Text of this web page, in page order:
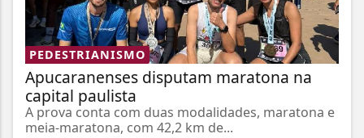
PEDESTRIANISMO
Apucaranenses disputam maratona na
capital paulista
A prova conta com duas modalidades, maratona e
meia-maratona, com 42,2 km de...